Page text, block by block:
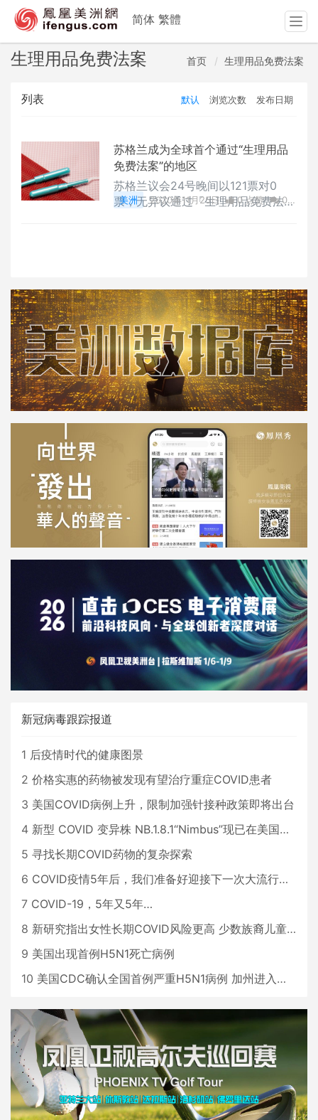
生理用品免费法案 首页 生理用品免费法案
列表 默认 浏览次数 发布日期
苏格兰成为全球首个通过“生理用品
免费法案”的地区
苏格兰议会24号晚间以121票对0
票，无异议通过「生理用品免费法
美洲 2020年11月25日 0 点赞
0
新冠病毒跟踪报道
1 后疫情时代的健康图景
2 价格实惠的药物被发现有望治疗重症COVID患者
3 美国COVID病例上升，限制加强针接种政策即将出台
4 新型 COVID 变异株 NB.1.8.1“Nimbus”现已在美国占据主导地位
5 寻找长期COVID药物的复杂探索
6 COVID疫情5年后，我们准备好迎接下一次大流行了吗？
7 COVID-19，5年又5年…
8 新研究指出女性长期COVID风险更高 少数族裔儿童存在差异
9 美国出现首例H5N1死亡病例
10 美国CDC确认全国首例严重H5N1病例 加州进入紧急状态
简体 繁體
T
o
g
g
e